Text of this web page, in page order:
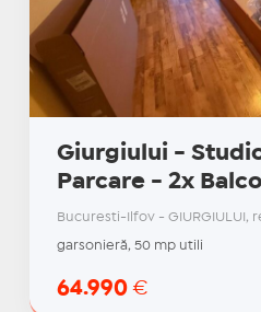
Giurgiului -
Parcare - 2x
Bucuresti-Ilfov - GIURGIULUI,
garsonieră, 50 mp utili
64.990 €